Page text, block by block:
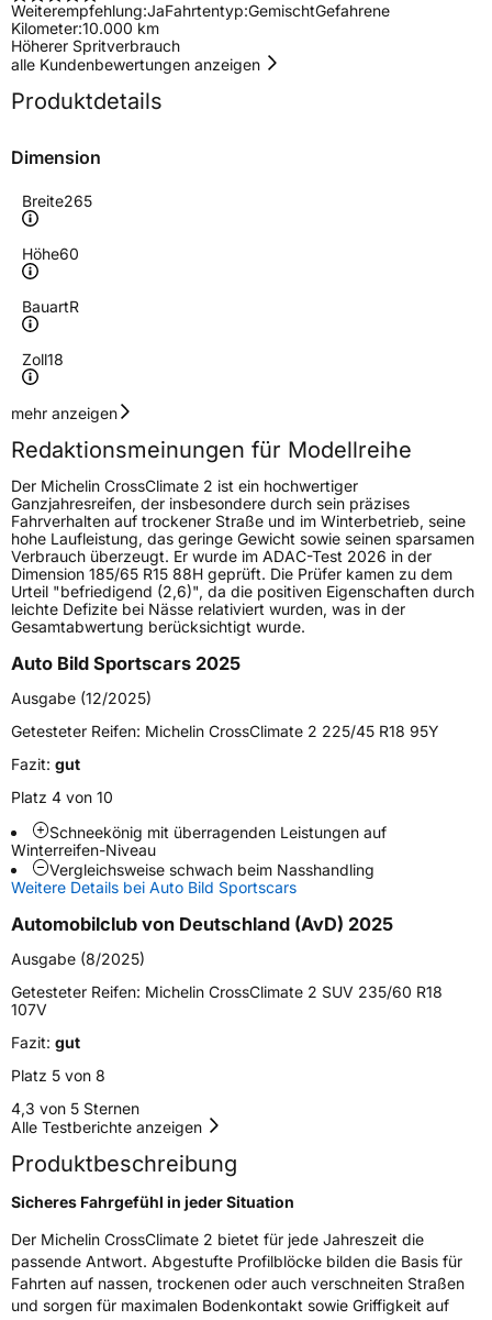
Weiterempfehlung:JaFahrtentyp:GemischtGefahrene
Kilometer:10.000 km
Höherer Spritverbrauch
alle Kundenbewertungen anzeigen
Produktdetails
Dimension
Breite265
Höhe60
BauartR
Zoll18
Geschwindigkeitsindex
Höchstgeschwindigkeit
210 km/h
Lastindex110
Höchstlast1060 kg
Gewicht (in kg)16,13 kg
Generelle Merkmale
FahrzeugtypSUV
VerwendungGanzjahresreifen
ModellnameCrossClimate 2 SUV
Fahrzeugart
Weitere Eigenschaften
SchlauchtypTL
ZustandNeureifen
M+SJa
EU Label
EffizienzB
NasshaftungB
Rollgeräusch (dB)73
FahrzeugklasseC1
mehr anzeigen
Redaktionsmeinungen für Modellreihe
Der Michelin CrossClimate 2 ist ein hochwertiger
Ganzjahresreifen, der insbesondere durch sein präzises
Fahrverhalten auf trockener Straße und im Winterbetrieb, seine
hohe Laufleistung, das geringe Gewicht sowie seinen sparsamen
Verbrauch überzeugt. Er wurde im ADAC-Test 2026 in der
Dimension 185/65 R15 88H geprüft. Die Prüfer kamen zu dem
Urteil "befriedigend (2,6)", da die positiven Eigenschaften durch
leichte Defizite bei Nässe relativiert wurden, was in der
Gesamtabwertung berücksichtigt wurde.
Auto Bild Sportscars 2025
Ausgabe (12/2025)
Getesteter Reifen: Michelin CrossClimate 2 225/45 R18 95Y
Fazit: gut
Platz 4 von 10
Schneekönig mit überragenden Leistungen auf
Winterreifen-Niveau
Vergleichsweise schwach beim Nasshandling
Weitere Details bei Auto Bild Sportscars
Automobilclub von Deutschland (AvD) 2025
Ausgabe (8/2025)
Getesteter Reifen: Michelin CrossClimate 2 SUV 235/60 R18
107V
Fazit: gut
Platz 5 von 8
4,3 von 5 Sternen
Alle Testberichte anzeigen
Produktbeschreibung
Sicheres Fahrgefühl in jeder Situation
Der Michelin CrossClimate 2 bietet für jede Jahreszeit die
passende Antwort. Abgestufte Profilblöcke bilden die Basis für
Fahrten auf nassen, trockenen oder auch verschneiten Straßen
und sorgen für maximalen Bodenkontakt sowie Griffigkeit auf